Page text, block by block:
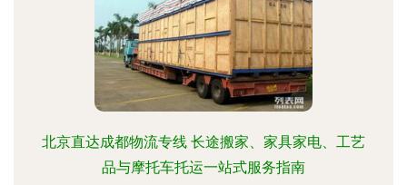
北京直达成都物流专线 长途搬家、家具家电、工艺
品与摩托车托运一站式服务指南